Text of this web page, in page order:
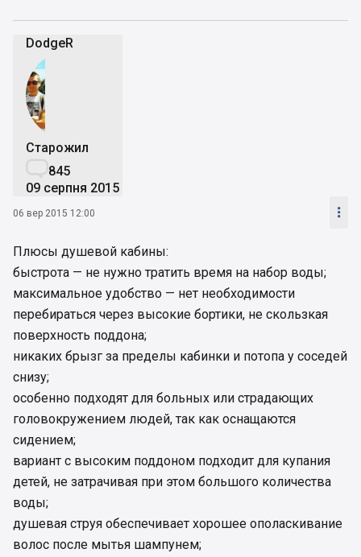
DodgeR
Старожил
845
09 серпня 2015
06 вер 2015 12:00 
Плюсы душевой кабины:
быстрота — не нужно тратить время на набор воды;
максимальное удобство — нет необходимости
перебираться через высокие бортики, не скользкая
поверхность поддона;
никаких брызг за пределы кабинки и потопа у соседей
снизу;
особенно подходят для больных или страдающих
головокружением людей, так как оснащаются
сидением;
вариант с высоким поддоном подходит для купания
детей, не затрачивая при этом большого количества
воды;
душевая струя обеспечивает хорошее ополаскивание
волос после мытья шампунем;